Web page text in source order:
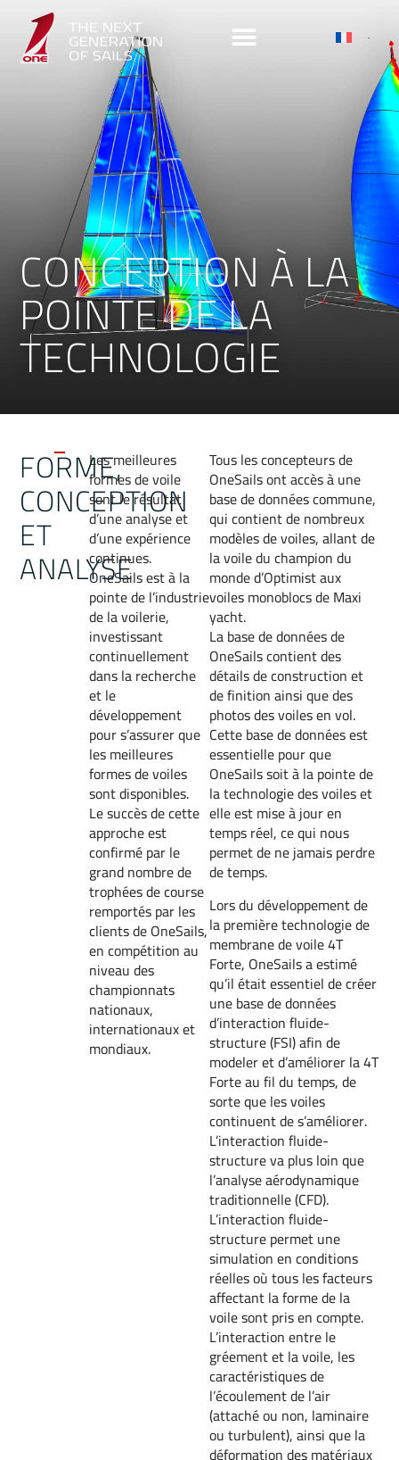
CONCEPTION À LA
POINTE DE LA
TECHNOLOGIE
FORME,
CONCEPTION
ET
ANALYSE
Les meilleures
formes de voile
sont le résultat
d’une analyse et
d’une expérience
continues.
OneSails est à la
pointe de l’industrie
de la voilerie,
investissant
continuellement
dans la recherche
et le
développement
pour s’assurer que
les meilleures
formes de voiles
sont disponibles.
Le succès de cette
approche est
confirmé par le
grand nombre de
trophées de course
remportés par les
clients de OneSails,
en compétition au
niveau des
championnats
nationaux,
internationaux et
mondiaux.
Tous les concepteurs de
OneSails ont accès à une
base de données commune,
qui contient de nombreux
modèles de voiles, allant de
la voile du champion du
monde d’Optimist aux
voiles monoblocs de Maxi
yacht.
La base de données de
OneSails contient des
détails de construction et
de finition ainsi que des
photos des voiles en vol.
Cette base de données est
essentielle pour que
OneSails soit à la pointe de
la technologie des voiles et
elle est mise à jour en
temps réel, ce qui nous
permet de ne jamais perdre
de temps.
Lors du développement de
la première technologie de
membrane de voile 4T
Forte, OneSails a estimé
qu’il était essentiel de créer
une base de données
d’interaction fluide-
structure (FSI) afin de
modeler et d’améliorer la 4T
Forte au fil du temps, de
sorte que les voiles
continuent de s’améliorer.
L’interaction fluide-
structure va plus loin que
l’analyse aérodynamique
traditionnelle (CFD).
L’interaction fluide-
structure permet une
simulation en conditions
réelles où tous les facteurs
affectant la forme de la
voile sont pris en compte.
L’interaction entre le
gréement et la voile, les
caractéristiques de
l’écoulement de l’air
(attaché ou non, laminaire
ou turbulent), ainsi que la
déformation des matériaux